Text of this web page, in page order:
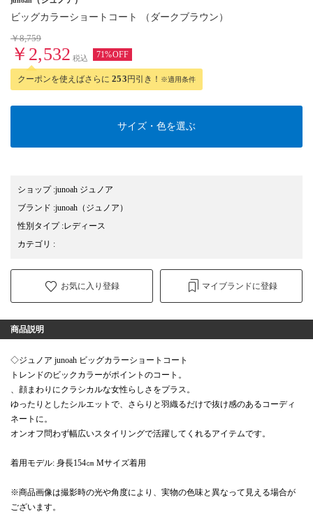
ビッグカラーショートコート （ダークブラウン）
￥8,759
￥2,532 税込 71%OFF
クーポンを使えばさらに 253円引き！ ※適用条件
サイズ・色を選ぶ
ショップ:junoah ジュノア
ブランド :junoah （ジュノア）
性別タイプ:レディース
カテゴリ :
お気に入り登録 マイブランドに登録
商品説明
◇ジュノア junoah ビッグカラーショートコート
トレンドのビックカラーがポイントのコート。
、顔まわりにクラシカルな女性らしさをプラス。
ゆったりとしたシルエットで、さらりと羽織るだけで抜け感のあるコーディ
ネートに。
オンオフ問わず幅広いスタイリングで活躍してくれるアイテムです。
着用モデル: 身長154㎝ Mサイズ着用
※商品画像は撮影時の光や角度により、実物の色味と異なって見える場合が
ございます。